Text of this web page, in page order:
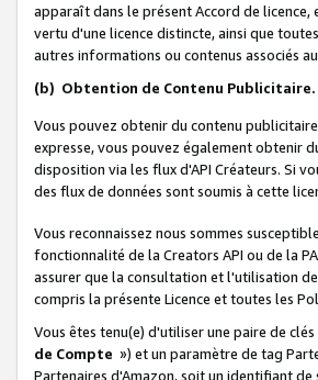
apparaît dans le présent Accord de
vertu d'une licence distincte, ainsi que
autres informations ou contenus associés
(b) Obtention de Contenu Publicitaire.
Vous pouvez obtenir du contenu
expresse, vous pouvez également obtenir
disposition via les flux d'API Créateurs. Si
des flux de données sont soumis à cette
Vous reconnaissez nous sommes
fonctionnalité de la Creators API ou de la
assurer que la consultation et l'utilisation
compris la présente Licence et toutes les
Vous êtes tenu(e) d'utiliser une paire de
de Compte ») et un paramètre de tag
Partenaires d'Amazon, soit un identifiant